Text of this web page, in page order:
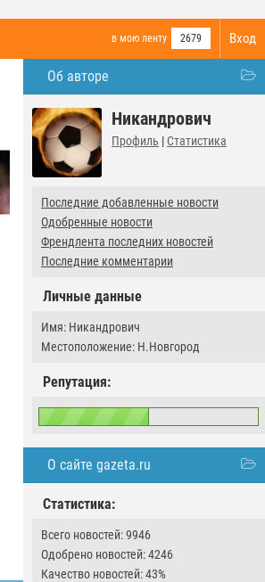
Вход
в мою ленту 2679
Об авторе
Никандрович
Профиль | Статистика
Последние добавленные новости
Одобренные новости
Френдлента последних новостей
Последние комментарии
Личные данные
Имя: Никандрович
Местоположение: Н.Новгород
Репутация:
О сайте gazeta.ru
Статистика:
Всего новостей: 9946
Одобрено новостей: 4246
Качество новостей: 43%